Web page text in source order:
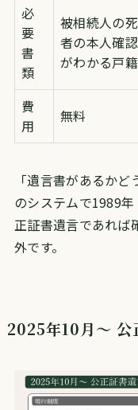
必
要
書
類
被相続人の
者の本人確
がわかる戸
費
用
無料
「遺言書があるか
のシステムで1989
正証書遺言であれば
外です。
2025年10月〜 公